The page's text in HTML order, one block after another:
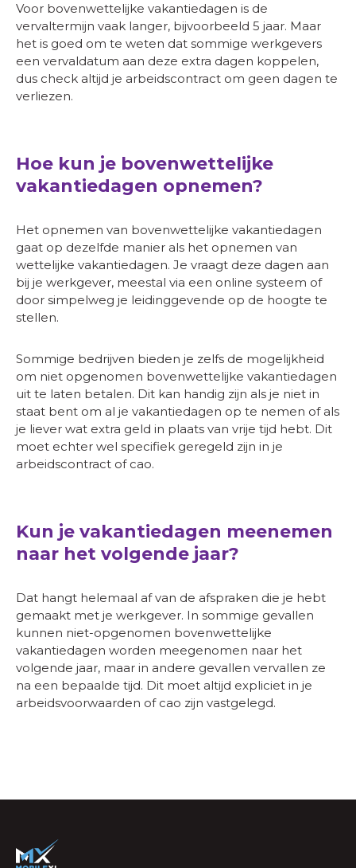
Voor bovenwettelijke vakantiedagen is de
vervaltermijn vaak langer, bijvoorbeeld 5 jaar. Maar
het is goed om te weten dat sommige werkgevers
een vervaldatum aan deze extra dagen koppelen,
dus check altijd je arbeidscontract om geen dagen te
verliezen.
Hoe kun je bovenwettelijke
vakantiedagen opnemen?
Het opnemen van bovenwettelijke vakantiedagen
gaat op dezelfde manier als het opnemen van
wettelijke vakantiedagen. Je vraagt deze dagen aan
bij je werkgever, meestal via een online systeem of
door simpelweg je leidinggevende op de hoogte te
stellen.
Sommige bedrijven bieden je zelfs de mogelijkheid
om niet opgenomen bovenwettelijke vakantiedagen
uit te laten betalen. Dit kan handig zijn als je niet in
staat bent om al je vakantiedagen op te nemen of als
je liever wat extra geld in plaats van vrije tijd hebt. Dit
moet echter wel specifiek geregeld zijn in je
arbeidscontract of cao.
Kun je vakantiedagen meenemen
naar het volgende jaar?
Dat hangt helemaal af van de afspraken die je hebt
gemaakt met je werkgever. In sommige gevallen
kunnen niet-opgenomen bovenwettelijke
vakantiedagen worden meegenomen naar het
volgende jaar, maar in andere gevallen vervallen ze
na een bepaalde tijd. Dit moet altijd expliciet in je
arbeidsvoorwaarden of cao zijn vastgelegd.